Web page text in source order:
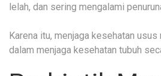
lelah, dan sering mengalami
Karena itu, menjaga kesehatan
dalam menjaga kesehatan tubuh